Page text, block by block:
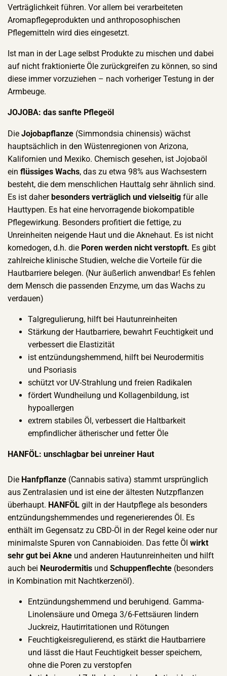
Verträglichkeit führen. Vor allem bei verarbeiteten
Aromapflegeprodukten und anthroposophischen
Pflegemitteln wird dies eingesetzt.
Ist man in der Lage selbst Produkte zu mischen und dabei
auf nicht fraktionierte Öle zurückgreifen zu können, so sind
diese immer vorzuziehen – nach vorheriger Testung in der
Armbeuge.
JOJOBA: das sanfte Pflegeöl
DieJojobapflanze (Simmondsia chinensis) wächst
hauptsächlich in den Wüstenregionen von Arizona,
Kalifornien und Mexiko. Chemisch gesehen, ist Jojobaöl
einflüssiges Wachs, das zu etwa 98% aus Wachsestern
besteht, die dem menschlichen Hauttalg sehr ähnlich sind.
Es ist daherbesonders verträglich und vielseitig für alle
Hauttypen. Es hat eine hervorragende biokompatible
Pflegewirkung. Besonders profitiert die fettige, zu
Unreinheiten neigende Haut und die Aknehaut. Es ist nicht
komedogen, d.h. die Poren werden nicht verstopft. Es gibt
zahlreiche klinische Studien, welche die Vorteile für die
Hautbarriere belegen. (Nur äußerlich anwendbar! Es fehlen
dem Mensch die passenden Enzyme, um das Wachs zu
verdauen)
Talgregulierung, hilft bei Hautunreinheiten
Stärkung der Hautbarriere, bewahrt Feuchtigkeit und
verbessert die Elastizität
ist entzündungshemmend, hilft bei Neurodermitis
und Psoriasis
schützt vor UV-Strahlung und freien Radikalen
fördert Wundheilung und Kollagenbildung, ist
hypoallergen
extrem stabiles Öl, verbessert die Haltbarkeit
empfindlicher ätherischer und fetter Öle
HANFÖL: unschlagbar bei unreiner Haut
Die Hanfpflanze (Cannabis sativa) stammt ursprünglich
aus Zentralasien und ist eine der ältesten Nutzpflanzen
überhaupt. HANFÖL gilt in der Hautpflege als besonders
entzündungshemmendes und regenerierendes Öl. Es
enthält im Gegensatz zu CBD-Öl in der Regel keine oder nur
minimalste Spuren von Cannabioiden. Das fette Ölwirkt
sehr gut bei Akne und anderen Hautunreinheiten und hilft
auch bei Neurodermitis undSchuppenflechte (besonders
in Kombination mit Nachtkerzenöl).
Entzündungshemmend und beruhigend. Gamma-
Linolensäure und Omega 3/6-Fettsäuren lindern
Juckreiz, Hautirritationen und Rötungen
Feuchtigkeisregulierend, es stärkt die Hautbarriere
und lässt die Haut Feuchtigkeit besser speichern,
ohne die Poren zu verstopfen